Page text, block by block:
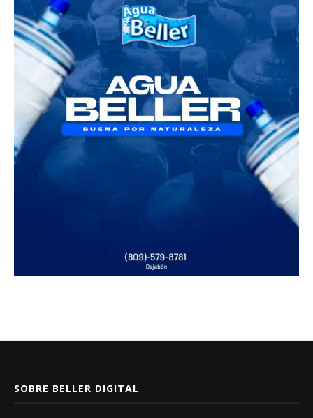
SOBRE BELLER DIGITAL